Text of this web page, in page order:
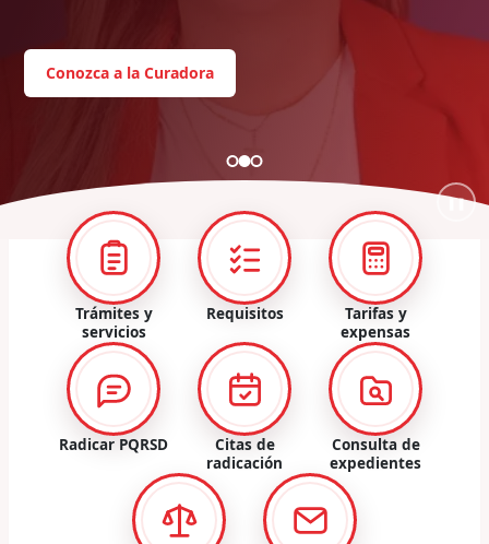
Conozca a la Curadora
❚❚
Trámites y
servicios
Requisitos
Tarifas y
expensas
Radicar PQRSD
Citas de
radicación
Consulta de
expedientes